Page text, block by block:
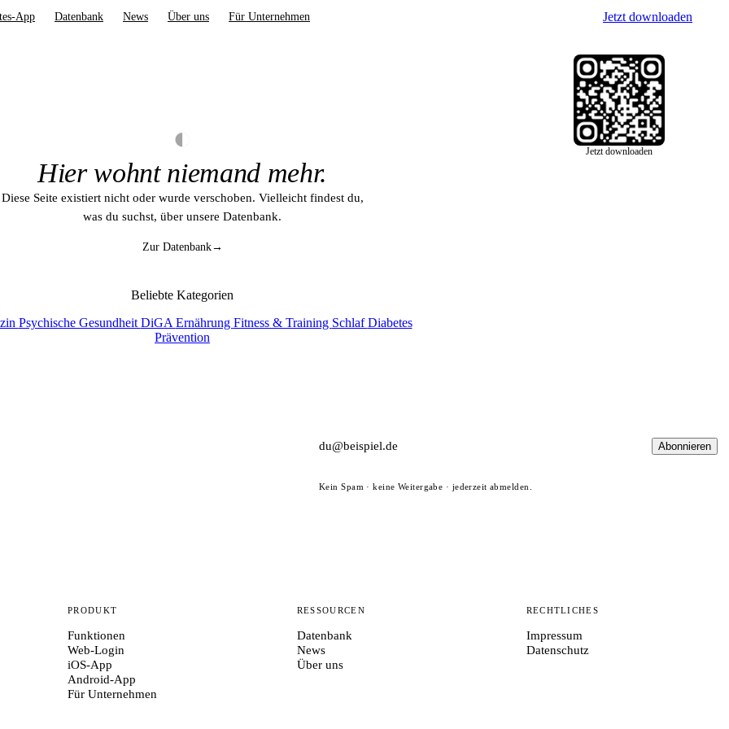
App Datenbank News Über uns Für Unternehmen
Jetzt downloaden
Jetzt downloaden
◐
Hier wohnt niemand mehr.
Diese Seite existiert nicht oder wurde verschoben. Vielleicht findest du,
was du suchst, über unsere Datenbank.
Zur Datenbank→
Beliebte Kategorien
Psychische Gesundheit DiGA Ernährung Fitness & Training SchlafDiabetes
Prävention
Abonnieren
Kein Spam · keine Weitergabe · jederzeit abmelden.
PRODUKT
Funktionen
Web-Login
iOS-App
Android-App
Für Unternehmen
RESSOURCEN
Datenbank
News
Über uns
RECHTLICHES
Impressum
Datenschutz